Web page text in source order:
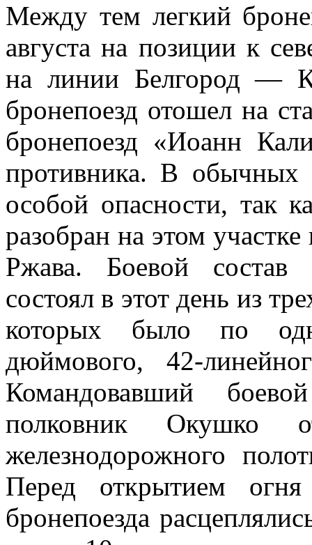
Между тем легкий
августа на позиции к
на линии Белгород —
бронепоезд отошел на
бронепоезд «Иоанн
противника. В обычных
особой опасности, так
разобран на этом
Ржава. Боевой состав
состоял в этот день из
которых было по
дюймового, 42-
Командовавший
полковник Окушко
железнодорожного
Перед открытием
бронепоезда